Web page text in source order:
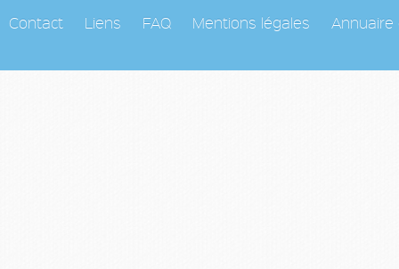
Contact Liens FAQ Mentions légales